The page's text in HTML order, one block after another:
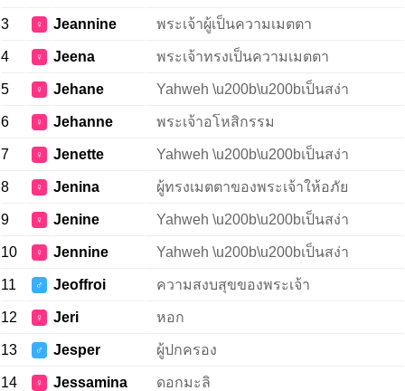
3 ♀ Jeannine พระเจ้าผู้เป็นความเมตตา
4 ♀ Jeena พระเจ้าทรงเป็นความเมตตา
5 ♀ Jehane Yahweh \u200b\u200bเป็นสง่า
6 ♀ Jehanne พระเจ้าอโหสิกรรม
7 ♀ Jenette Yahweh \u200b\u200bเป็นสง่า
8 ♀ Jenina ผู้ทรงเมตตาของพระเจ้าให้อภัย
9 ♀ Jenine Yahweh \u200b\u200bเป็นสง่า
10 ♀ Jennine Yahweh \u200b\u200bเป็นสง่า
11 ♂ Jeoffroi ความสงบสุขของพระเจ้า
12 ♀ Jeri หอก
13 ♂ Jesper ผู้ปกครอง
14 ♀ Jessamina ดอกมะลิ